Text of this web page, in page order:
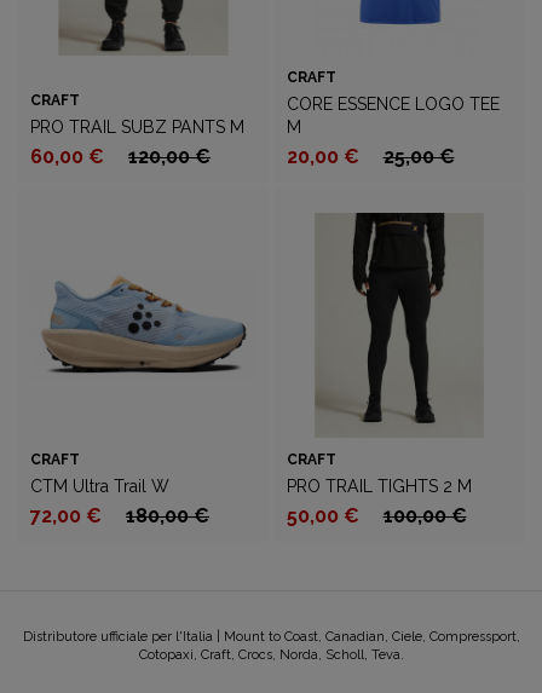
CRAFT
PRO TRAIL SUBZ PANTS M
60,00 € 120,00 €
CRAFT
CORE ESSENCE LOGO TEE
M
20,00 € 25,00 €
CRAFT
CTM Ultra Trail W
72,00 € 180,00 €
CRAFT
PRO TRAIL TIGHTS 2 M
50,00 € 100,00 €
Distributore ufficiale per l'Italia | Mount to Coast, Canadian, Ciele, Compressport,
Cotopaxi, Craft, Crocs, Norda, Scholl, Teva.